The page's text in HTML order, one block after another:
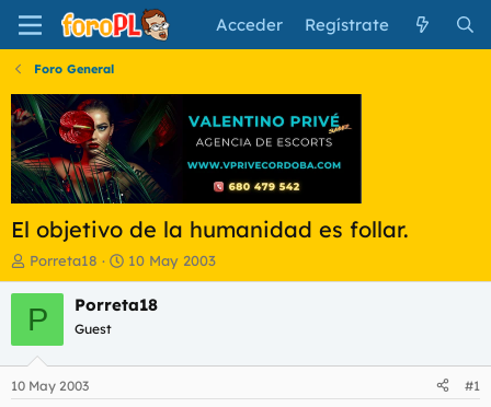
Acceder Regístrate
Foro General
El objetivo de la humanidad es follar.
I
n
i
c
a
d
o
Porreta18
F
e
c
i
10 May 2003
P Porreta18
Guest
10 May 2003 #1